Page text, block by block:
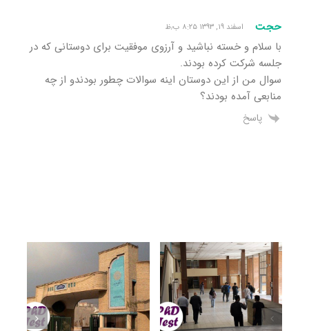
حجت اسفند ۱۹, ۱۳۹۳ ۸:۲۵ ب٫ظ
با سلام و خسته نباشید و آرزوی موفقیت برای دوستانی که در
جلسه شرکت کرده بودند.
سوال من از این دوستان اینه سوالات چطور بودندو از چه
منابعی آمده بودند؟
پاسخ